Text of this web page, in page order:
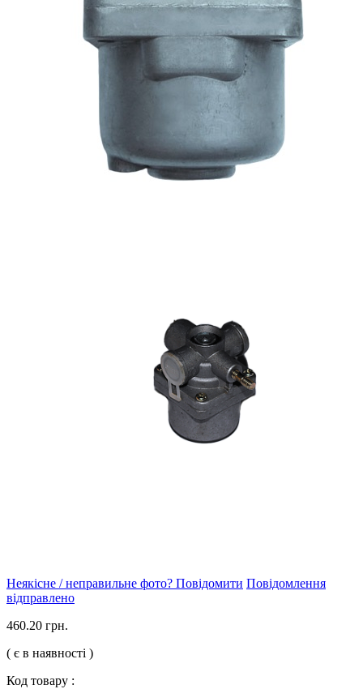
Неякісне / неправильне фото? Повідомити Повідомлення
відправлено
460.20 грн.
( є в наявності )
Код товару :